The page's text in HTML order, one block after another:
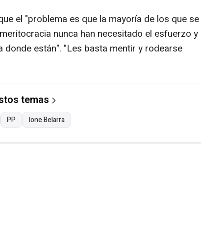
el "problema es que la mayoría de los que se
nunca han necesitado el esfuerzo y
donde están". "Les basta mentir y rodearse
temas
PP Ione Belarra